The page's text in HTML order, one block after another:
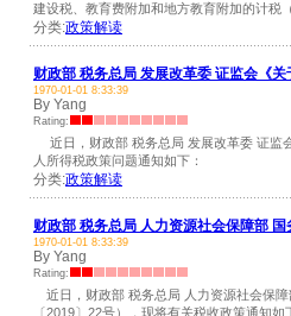
建设税、教育费附加和地方教育附加的计税
分类:政策解读
财政部 税务总局 发展改革委 证监会《
1970-01-01 8:33:39
By Yang
Rating:
近日，财政部 税务总局 发展改革委 证监
人所得税政策问题通知如下：
分类:政策解读
财政部 税务总局 人力资源社会保障部
1970-01-01 8:33:39
By Yang
Rating:
近日，财政部 税务总局 人力资源社会保
〔2019〕22号），现将有关税收政策通知如